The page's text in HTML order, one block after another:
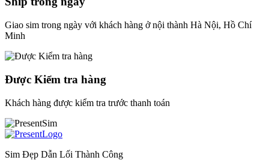
Giao sim trong ngày với khách hàng ở nội thành Hà Nội, Hồ Chí
Minh
Được Kiểm tra hàng
Khách hàng được kiểm tra trước thanh toán
Sim Đẹp Dẫn Lối Thành Công